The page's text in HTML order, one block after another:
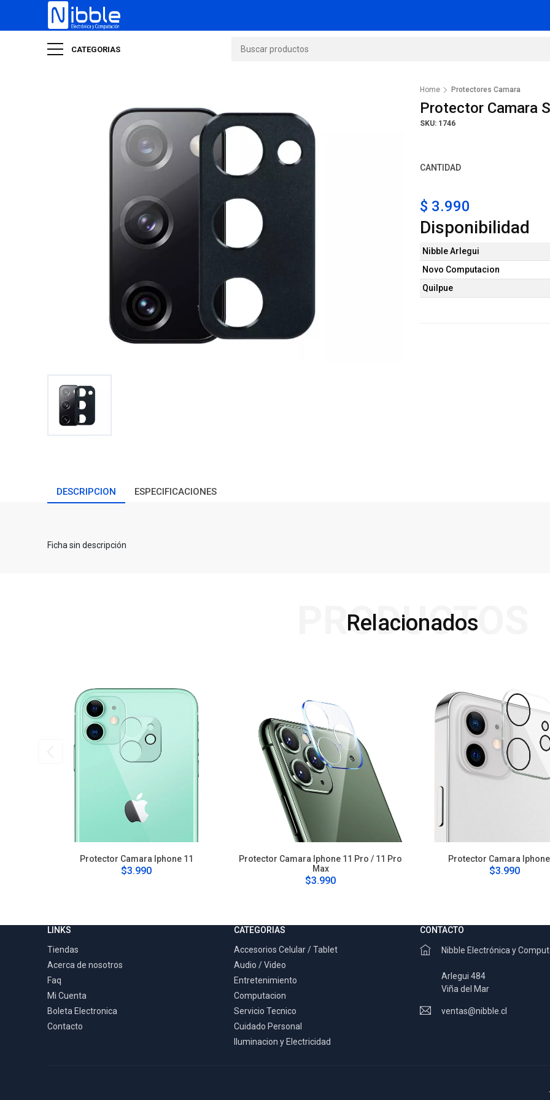
CATEGORIAS
Home Protectores Camara
Protector Camara
SKU: 1746
CANTIDAD
$ 3.990
Disponibilidad
Nibble Arlegui
Novo Computacion
Quilpue
DESCRIPCION ESPECIFICACIONES
Ficha sin descripción
Relacionados
PRODUCTOS
Protector Camara Iphone 11
$3.990
Protector Camara Iphone 11 Pro / 11 Pro
Max
$3.990
Protector Camara
$3.990
LINKS
Tiendas
Acerca de nosotros
Faq
Mi Cuenta
Boleta Electronica
Contacto
CATEGORIAS
Accesorios Celular / Tablet
Audio / Video
Entretenimiento
Computacion
Servicio Tecnico
Cuidado Personal
Iluminacion y Electricidad
CONTACTO
Nibble Electrónica y
Arlegui 484
Viña del Mar
ventas@nibble.cl